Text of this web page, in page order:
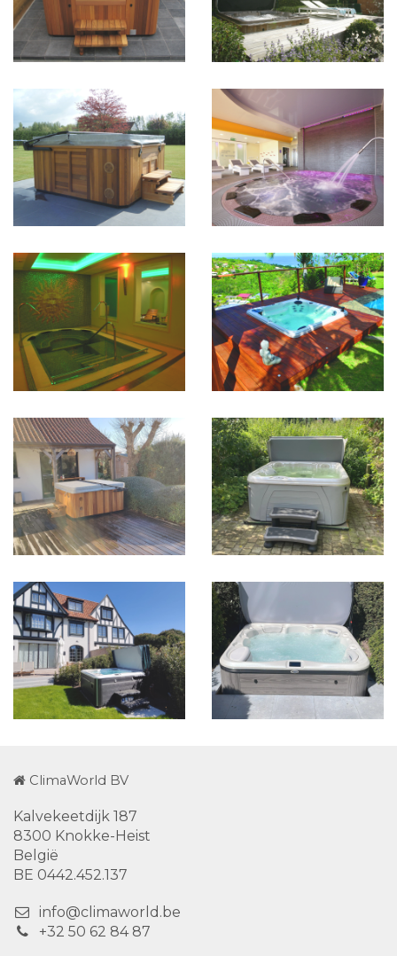
ClimaWorld BV
Kalvekeetdijk 187
8300 Knokke-Heist
België
BE 0442.452.137
info@climaworld.be
+32 50 62 84 87